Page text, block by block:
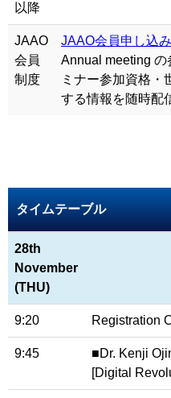
以降
JAAO
会員
制度
JAAO会員申し込
Annual meeting
ミナー参加資格・
する情報を随時配
タイムテーブル
28th
November
(THU)
9:20 Registration
9:45
■Dr. Kenji
[Digital